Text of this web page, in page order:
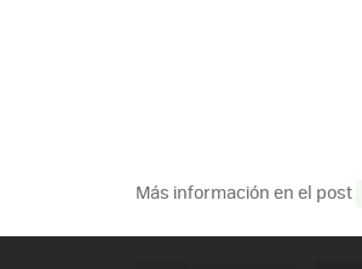
Más información en el post